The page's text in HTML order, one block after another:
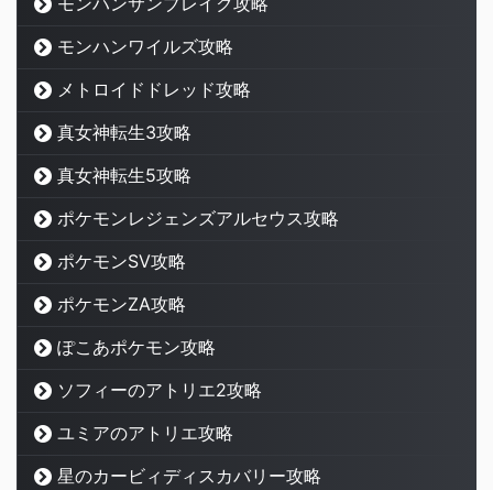
モンハンワイルズ攻略
メトロイドドレッド攻略
真女神転生3攻略
真女神転生5攻略
ポケモンレジェンズアルセウス攻略
ポケモンSV攻略
ポケモンZA攻略
ぽこあポケモン攻略
ソフィーのアトリエ2攻略
ユミアのアトリエ攻略
星のカービィディスカバリー攻略